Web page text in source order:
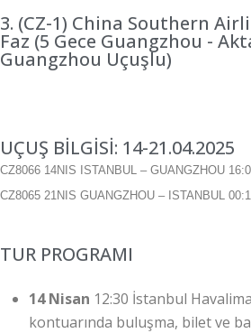
3. (CZ-1) China Southern
Faz (5 Gece Guangzhou -
Guangzhou Uçuşlu)
UÇUŞ BİLGİSİ: 14-21.04.2025
CZ8066 14NIS ISTANBUL – GUANGZHOU
CZ8065 21NIS GUANGZHOU – ISTANBUL
TUR PROGRAMI
14 Nisan 12:30 İstanbul
kontuarında buluşma, bilet ve